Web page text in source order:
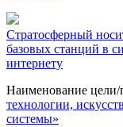
Стратосферный
базовых станций в
интернету
Наименование цели/
технологии,
системы»